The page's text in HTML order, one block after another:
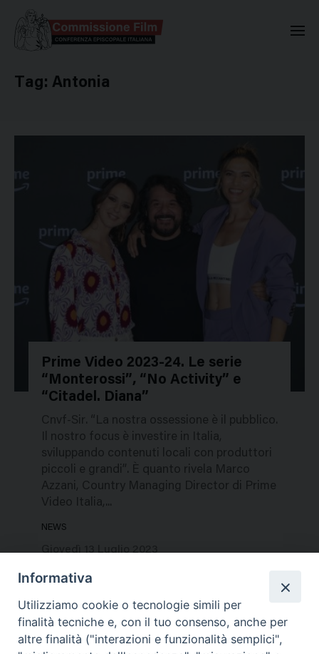
Tag: Antonia
172972
Prime Video 2023-24. Le serie
“Monterossi”, “No Activity” e
“Citadel. Diana”
Cnvf-Sir. “La nostra ossessione è il pubblico.
Il nostro focus è investire in Italia,
sviluppando contenuti locali con produttori
piccoli e grandi”. È quanto rivela Marco
Azzani, Country Managing Director di Prime
Video Italia,...
NEWS
Informativa
Utilizziamo cookie o tecnologie simili per
finalità tecniche e, con il tuo consenso, anche per
altre finalità ("interazioni e funzionalità semplici",